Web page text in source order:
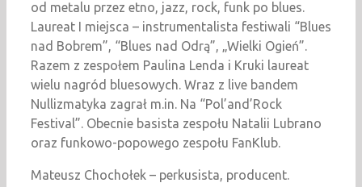
od metalu przez etno, jazz, rock, funk po blues.
Laureat I miejsca – instrumentalista festiwali “Blues
nad Bobrem”, “Blues nad Odrą”, „Wielki Ogień”.
Razem z zespołem Paulina Lenda i Kruki laureat
wielu nagród bluesowych. Wraz z live bandem
Nullizmatyka zagrał m.in. Na “Pol’and’Rock
Festival”. Obecnie basista zespołu Natalii Lubrano
oraz funkowo-popowego zespołu FanKlub.
Mateusz Chochołek – perkusista, producent.